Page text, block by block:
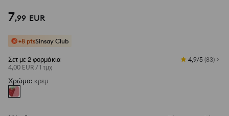
7,99 EUR
+8 ptsSinsay Club
Σετ με 2 φορμάκια
4,00 EUR /1 τμχ
4,9/5 (83)
Χρώμα: κρεμ